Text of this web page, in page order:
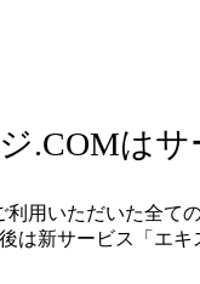
.COMは
利用いただいた全て
は新サービス「エ